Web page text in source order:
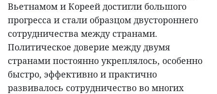
Вьетнамом и Кореей достигли большого
прогресса и стали образцом двустороннего
сотрудничества между странами.
Политическое доверие между двумя
странами постоянно укреплялось, особенно
быстро, эффективно и практично
развивалось сотрудничество во многих